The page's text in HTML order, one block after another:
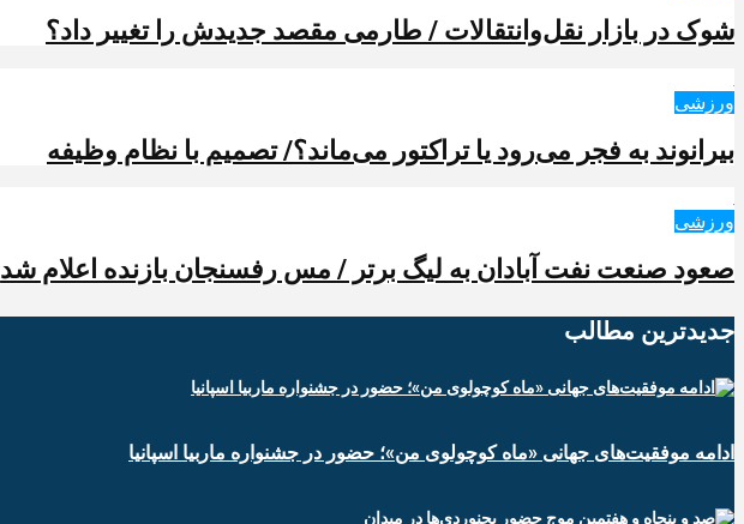
شوک در بازار نقل‌وانتقالات / طارمی مقصد جدیدش را تغییر داد؟
ورزشی
بیرانوند به فجر می‌رود یا تراکتور می‌ماند؟/ تصمیم با نظام وظیفه
ورزشی
صعود صنعت نفت آبادان به لیگ برتر / مس رفسنجان بازنده اعلام شد
جدیدترین‌ مطالب
ادامه موفقیت‌های جهانی «ماه کوچولوی من»؛ حضور در جشنواره ماربیا اسپانیا